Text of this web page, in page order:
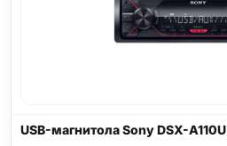
USB-магнитола Sony DSX-A110U